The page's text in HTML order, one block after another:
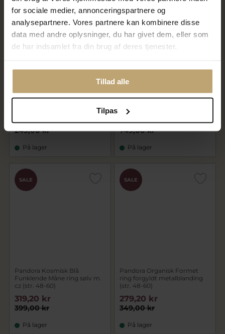
for sociale medier, annonceringspartnere og
analysepartnere. Vores partnere kan kombinere disse
data med andre oplysninger, du har givet dem, eller som
de har indsamlet fra din brug af deres tjenester.
Tillad alle
Tilpas
SALE
Pandora Organisk Formet
ring sølv (str. 48-60)
249,00 kr
199,20 kr
På lager
SALE
Pandora Organisk Formede
Stabelbare ringe sølv (str. 48-
60)
749,00 kr
599,20 kr
På lager
SALE
Pandora Kosmisk Blå
Funklende Måne ring sølv m.
cz (str. 48-60)
399,00 kr
319,20 kr
På lager
SALE
Pandora Organisk Formet
ring forgyldt metalblanding
(str. 48-60)
349,00 kr
279,20 kr
På lager